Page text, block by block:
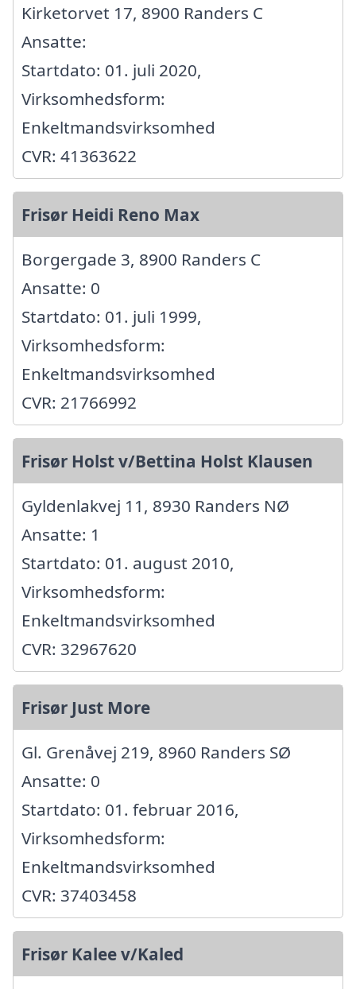
Kirketorvet 17, 8900 Randers C
Ansatte:
Startdato: 01. juli 2020,
Virksomhedsform:
Enkeltmandsvirksomhed
CVR: 41363622
Frisør Heidi Reno Max
Borgergade 3, 8900 Randers C
Ansatte: 0
Startdato: 01. juli 1999,
Virksomhedsform:
Enkeltmandsvirksomhed
CVR: 21766992
Frisør Holst v/Bettina Holst Klausen
Gyldenlakvej 11, 8930 Randers NØ
Ansatte: 1
Startdato: 01. august 2010,
Virksomhedsform:
Enkeltmandsvirksomhed
CVR: 32967620
Frisør Just More
Gl. Grenåvej 219, 8960 Randers SØ
Ansatte: 0
Startdato: 01. februar 2016,
Virksomhedsform:
Enkeltmandsvirksomhed
CVR: 37403458
Frisør Kalee v/Kaled